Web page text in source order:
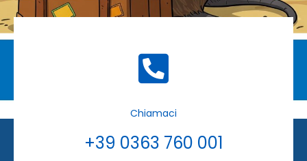
Chiamaci
+39 0363 760 001